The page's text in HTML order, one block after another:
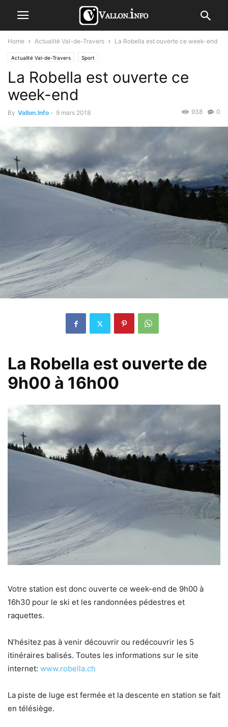
Home Actualité Val-de-Travers La Robella est ouverte ce week-end
Actualité Val-de-Travers Sport
La Robella est ouverte ce
week-end
By Vallon.Info - 9 mars 2018 0
938
La Robella est ouverte de
9h00 à 16h00
Votre station est donc ouverte ce week-end de 9h00 à
16h30 pour le ski et les randonnées pédestres et
raquettes.
N’hésitez pas à venir découvrir ou redécouvrir les 5
itinéraires balisés. Toutes les informations sur le site
internet: www.robella.ch
La piste de luge est fermée et la descente en station se fait
en télésiège.